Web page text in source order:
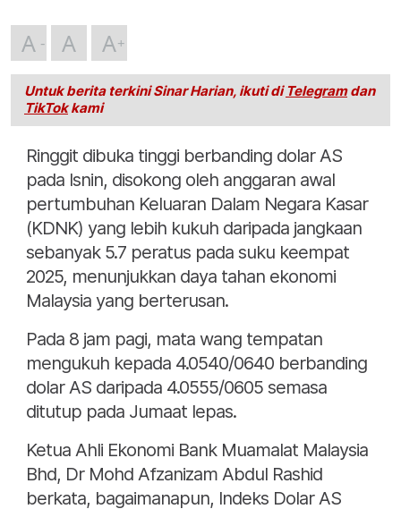
A A A
Untuk berita terkini Sinar Harian, ikuti di Telegramdan
TikTokkami
Ringgit dibuka tinggi berbanding dolar AS
pada Isnin, disokong oleh anggaran awal
pertumbuhan Keluaran Dalam Negara Kasar
(KDNK) yang lebih kukuh daripada jangkaan
sebanyak 5.7 peratus pada suku keempat
2025, menunjukkan daya tahan ekonomi
Malaysia yang berterusan.
Pada 8 jam pagi, mata wang tempatan
mengukuh kepada 4.0540/0640 berbanding
dolar AS daripada 4.0555/0605 semasa
ditutup pada Jumaat lepas.
Ketua Ahli Ekonomi Bank Muamalat Malaysia
Bhd, Dr Mohd Afzanizam Abdul Rashid
berkata, bagaimanapun, Indeks Dolar AS